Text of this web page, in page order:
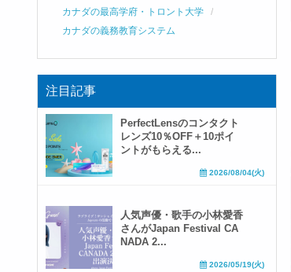
カナダの最高学府・トロント大学
カナダの義務教育システム
注目記事
PerfectLensのコンタクト
レンズ10％OFF＋10ポイ
ントがもらえる...
2026/08/04(火)
人気声優・歌手の小林愛香
さんがJapan Festival CA
NADA 2...
2026/05/19(火)